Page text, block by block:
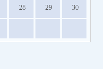
28 29 30